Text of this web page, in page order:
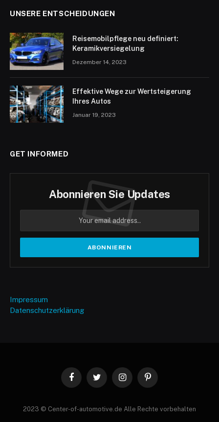
UNSERE ENTSCHEIDUNGEN
Reisemobilpflege neu definiert:
Keramikversiegelung
Dezember 14, 2023
Effektive Wege zur Wertsteigerung
Ihres Autos
Januar 19, 2023
GET INFORMED
Abonnieren Sie Updates
Impressum
Datenschutzerklärung
FacebookTwitter InstagramPinterest
2023 © Center-of-automotive.de Alle Rechte vorbehalten